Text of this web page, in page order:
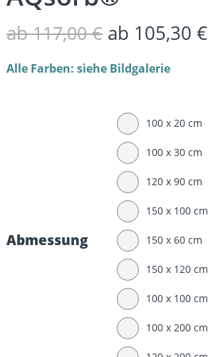
ab117,00€ ab 105,30€
Alle Farben: siehe Bildgalerie
Abmessung
100 x 20 cm
100 x 30 cm
120 x 90 cm
150 x 100 cm
150 x 60 cm
150 x 120 cm
100 x 100 cm
100 x 200 cm